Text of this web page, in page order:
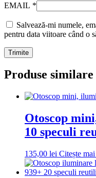
EMAIL *
Salvează-mi numele,
pentru data viitoare când o
Produse similare
Otoscop
10 speculi
135,00 lei Citește